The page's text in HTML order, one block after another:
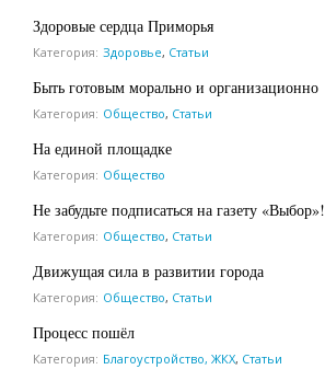
Здоровые сердца Приморья
Категория: Здоровье, Статьи
Быть готовым морально и организационно
Категория: Общество, Статьи
На единой площадке
Категория: Общество
Не забудьте подписаться на газету «Выбор»!
Категория: Общество, Статьи
Движущая сила в развитии города
Категория: Общество, Статьи
Процесс пошёл
Категория: Благоустройство, ЖКХ, Статьи